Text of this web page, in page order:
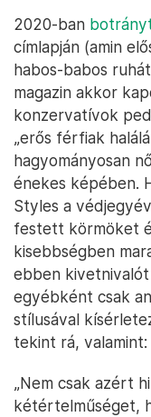
2020-ban
címlapján (amin
habos-babos
magazin akkor
konzervatívok
„erős férfiak
hagyományosan
énekes képében.
Styles a
festett körmöket
kisebbségben
ebben kivetnivalót
egyébként csak
stílusával
tekint rá, valamint:
„Nem csak azért
kétértelműséget,